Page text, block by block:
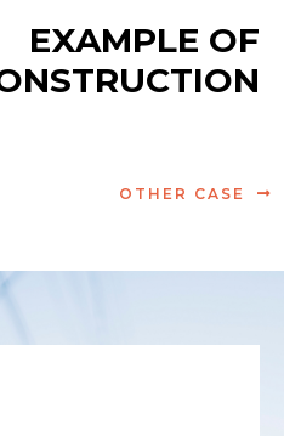
EXAMPLE OF
OTHER CASE